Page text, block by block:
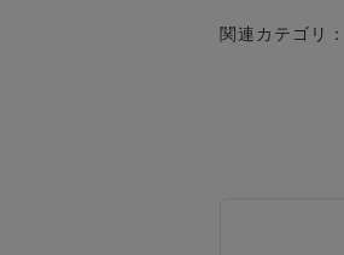
関連カテゴリ：